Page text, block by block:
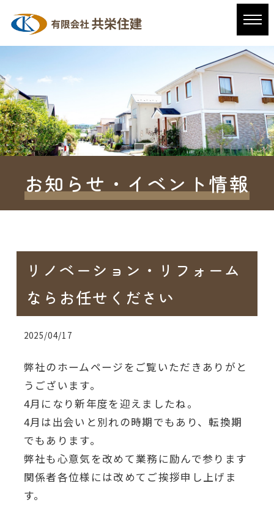
お知らせ・イベント情報
リノベーション・リフォーム
ならお任せください
2025/04/17
弊社のホームページをご覧いただきありがと
うございます。
4月になり新年度を迎えましたね。
4月は出会いと別れの時期でもあり、転換期
でもあります。
弊社も心意気を改めて業務に励んで参ります
関係者各位様には改めてご挨拶申し上げま
す。